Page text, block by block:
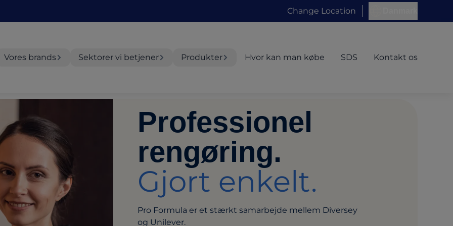
Change Location
Vores brands Sektorer vi betjener Produkter Hvor kan man købe SDS Kontakt os
Professionel
rengøring.
Gjort enkelt.
Pro Formula er et stærkt samarbejde mellem Diversey
og Unilever.